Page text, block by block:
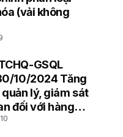
(vải không
GSQL
10/2024 Tăng
lý, giám sát
đối với hàng
vào lưu giữ,